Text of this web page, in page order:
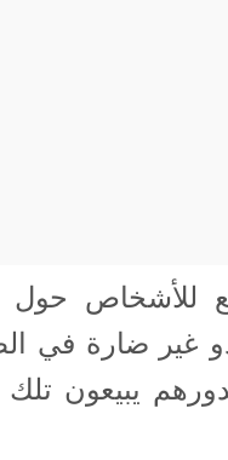
للأشخاص حول
ضارة في
يبيعون تلك